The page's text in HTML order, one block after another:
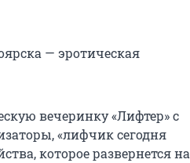
— эротическая
вечеринку «Лифтер» с
«лифчик сегодня
которое развернется на